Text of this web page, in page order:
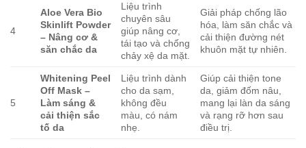
4
Aloe Vera Bio
Skinlift Powder
– Nâng cơ &
săn chắc da
Liệu trình
chuyên sâu
giúp nâng cơ,
tái tạo và chống
chảy xệ da mặt.
Giải pháp chống lão
hóa, làm săn chắc và
cải thiện đường nét
khuôn mặt tự nhiên.
5
Whitening Peel
Off Mask –
Làm sáng &
cải thiện sắc
tố da
Liệu trình dành
cho da sạm,
không đều
màu, có nám
nhẹ.
Giúp cải thiện tone
da, giảm đốm nâu,
mang lại làn da sáng
và rạng rỡ hơn sau
điều trị.